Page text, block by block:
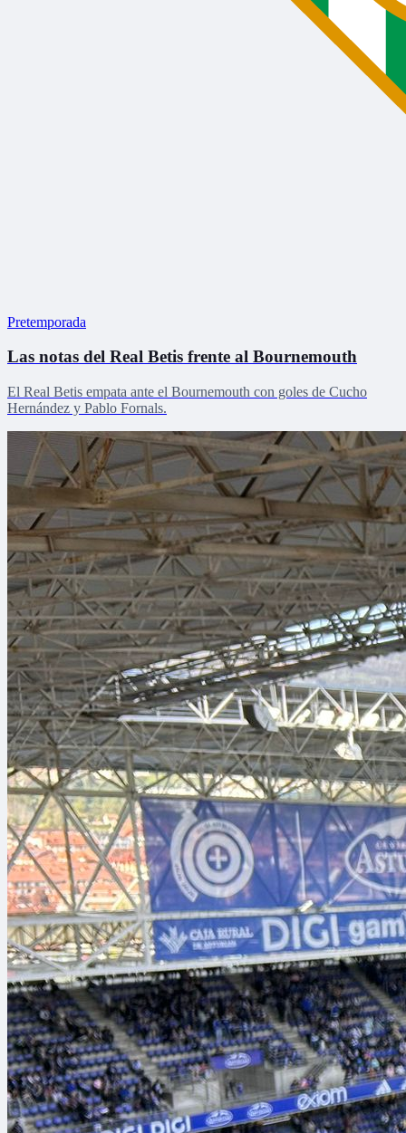
Pretemporada
Las notas del Real Betis frente al Bournemouth
El Real Betis empata ante el Bournemouth con goles de Cucho
Hernández y Pablo Fornals.